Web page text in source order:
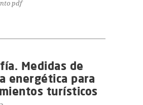
pdf
Medidas de
energética para
turísticos